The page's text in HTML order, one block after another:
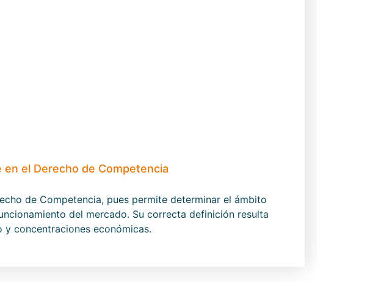
el Derecho de Competencia
de Competencia, pues permite determinar el ámbito
del mercado. Su correcta definición resulta
concentraciones económicas.